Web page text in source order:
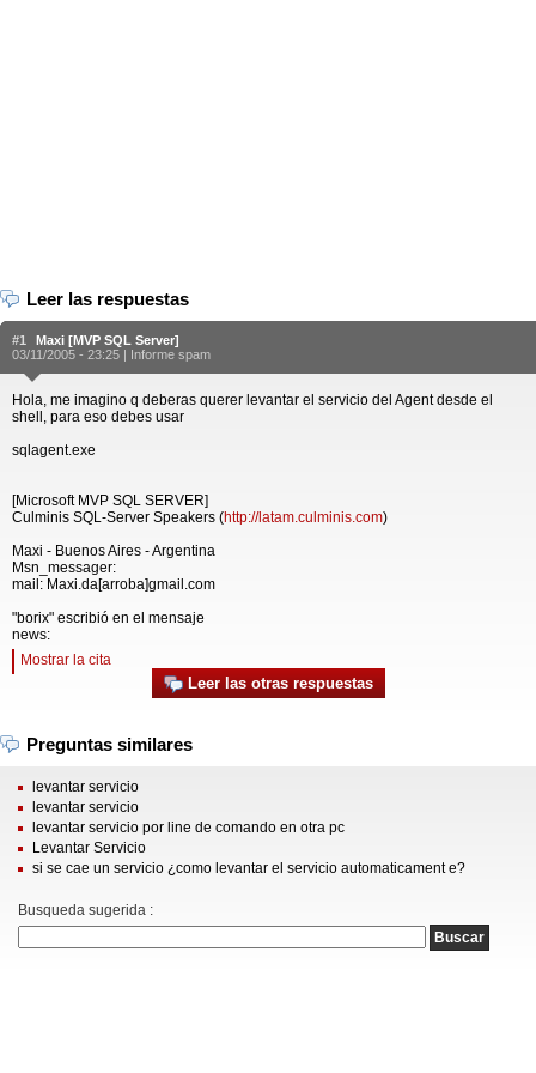
Leer las respuestas
#1
Maxi [MVP SQL Server]
03/11/2005 - 23:25 | Informe spam
Hola, me imagino q deberas querer levantar el servicio del Agent desde el
shell, para eso debes usar
sqlagent.exe
[Microsoft MVP SQL SERVER]
Culminis SQL-Server Speakers (http://latam.culminis.com)
Maxi - Buenos Aires - Argentina
Msn_messager:
mail: Maxi.da[arroba]gmail.com
"borix" escribió en el mensaje
news:
Mostrar la cita
Leer las otras respuestas
Preguntas similares
levantar servicio
levantar servicio
levantar servicio por line de comando en otra pc
Levantar Servicio
si se cae un servicio ¿como levantar el servicio automaticament e?
Busqueda sugerida :